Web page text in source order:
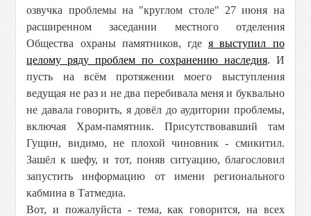
озвучка проблемы на "круглом столе" 27 июня на
расширенном заседании местного отделения
Общества охраны памятников, гдея выступил по
целому ряду проблем по сохранению наследия. И
пусть на всём протяжении моего выступления
ведущая не раз и не два перебивала меня и буквально
не давала говорить, я довёл до аудитории проблемы,
включая Храм-памятник. Присутствовавший там
Гущин, видимо, не плохой чиновник - смикитил.
Зашёл к шефу, и тот, поняв ситуацию, благословил
запустить информацию от имени регионального
кабмина в Татмедиа.
Вот, и пожалуйста - тема, как говорится, на всех